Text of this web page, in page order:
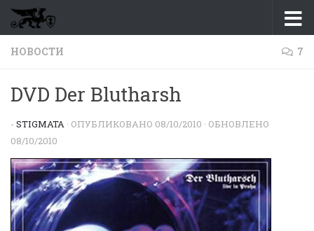
Перейти к содержимому
НОВОСТИ 7
DVD Der Blutharsh
- STIGMATA · ОПУБЛИКОВАНО 08/10/2010 · ОБНОВЛЕНО
08/10/2010